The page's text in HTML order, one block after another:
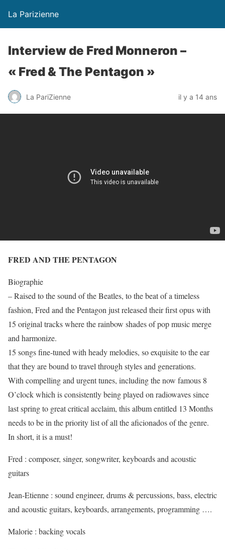
La Parizienne
Interview de Fred Monneron –
« Fred & The Pentagon »
La PariZienne il y a 14 ans
FRED AND THE PENTAGON
Biographie
– Raised to the sound of the Beatles, to the beat of a timeless
fashion, Fred and the Pentagon just released their first opus with
15 original tracks where the rainbow shades of pop music merge
and harmonize.
15 songs fine-tuned with heady melodies, so exquisite to the ear
that they are bound to travel through styles and generations.
With compelling and urgent tunes, including the now famous 8
O’clock which is consistently being played on radiowaves since
last spring to great critical acclaim, this album entitled 13 Months
needs to be in the priority list of all the aficionados of the genre.
In short, it is a must!
Fred : composer, singer, songwriter, keyboards and acoustic
guitars
Jean-Etienne : sound engineer, drums & percussions, bass, electric
and acoustic guitars, keyboards, arrangements, programming ….
Malorie : backing vocals